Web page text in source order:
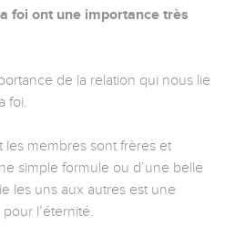
foi ont une importance très
de la relation qui nous lie
foi.
les membres sont frères et
simple formule ou d’une belle
les uns aux autres est une
l’éternité.